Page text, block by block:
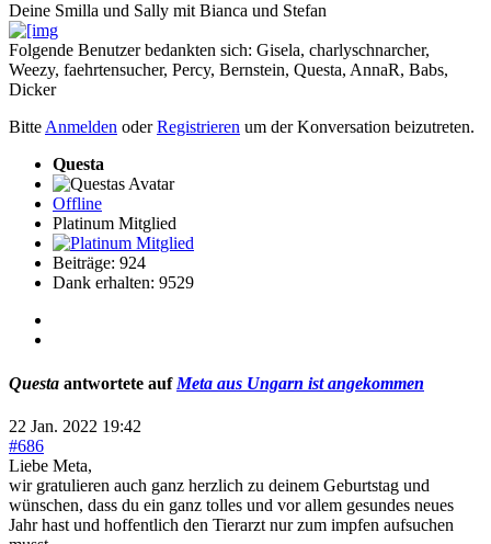
Deine Smilla und Sally mit Bianca und Stefan
Folgende Benutzer bedankten sich: Gisela, charlyschnarcher,
Weezy, faehrtensucher, Percy, Bernstein, Questa, AnnaR, Babs,
Dicker
BitteAnmelden oderRegistrieren um der Konversation beizutreten.
Questa
Offline
Platinum Mitglied
Beiträge: 924
Dank erhalten: 9529
Questa antwortete auf Meta aus Ungarn ist angekommen
22 Jan. 2022 19:42
#686
Liebe Meta,
wir gratulieren auch ganz herzlich zu deinem Geburtstag und
wünschen, dass du ein ganz tolles und vor allem gesundes neues
Jahr hast und hoffentlich den Tierarzt nur zum impfen aufsuchen